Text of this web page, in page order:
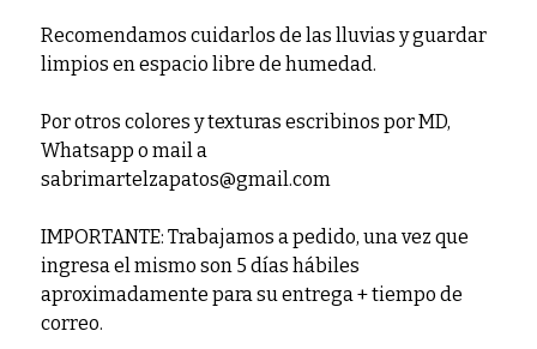
Recomendamos cuidarlos de las lluvias y guardar
limpios en espacio libre de humedad.
Por otros colores y texturas escribinos por MD,
Whatsapp o mail a
sabrimartelzapatos@gmail.com
IMPORTANTE: Trabajamos a pedido, una vez que
ingresa el mismo son 5 días hábiles
aproximadamente para su entrega + tiempo de
correo.